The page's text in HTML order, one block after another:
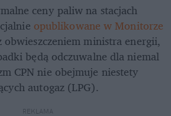
ceny paliw na stacjach
opublikowane w Monitorze
obwieszczeniem ministra energii,
będą odczuwalne dla niemal
CPN nie obejmuje niestety
autogaz (LPG).
REKLAMA